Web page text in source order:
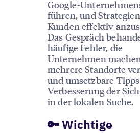
Google-
führen, und
Kunden effektiv
Das Gespräch
häufige Fehler, die
Unternehmen
mehrere Standorte
und umsetzbare
Verbesserung der
in der lokalen Suche.
🔑 Wichtige